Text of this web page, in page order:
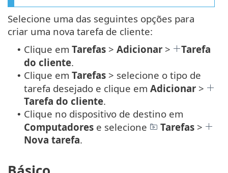
Selecione uma das seguintes opções para
criar uma nova tarefa de cliente:
• Clique em Tarefas > Adicionar >
Tarefa
do cliente.
• Clique em Tarefas > selecione o tipo de
tarefa desejado e clique em Adicionar >
Tarefa do cliente.
• Clique no dispositivo de destino em
Computadores e selecione Tarefas >
Nova tarefa.